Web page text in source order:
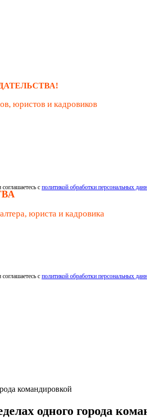
юристов и кадровиков
с политикой обработки персональных
юриста и кадровика
с политикой обработки персональных
командировкой
одного города